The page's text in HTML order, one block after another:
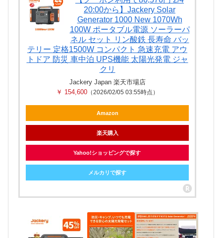
20:00から】Jackery Solar
Generator 1000 New 1070Wh
100W ポータブル電源 ソーラーパ
ネル セット リン酸鉄 長寿命 バッ
テリー 定格1500W コンパクト 急速充電 アウ
トドア 防災 車中泊 UPS機能 太陽光発電 ジャ
クリ
Jackery Japan 楽天市場店
￥ 154,600 （2026/02/05 03:55時点）
Amazon
楽天購入
Yahoo!ショッピングで探す
メルカリで探す